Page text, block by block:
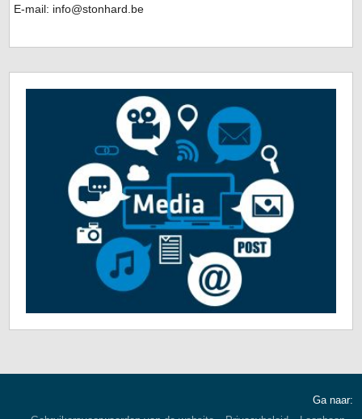
E-mail: info@stonhard.be
Ga naar: